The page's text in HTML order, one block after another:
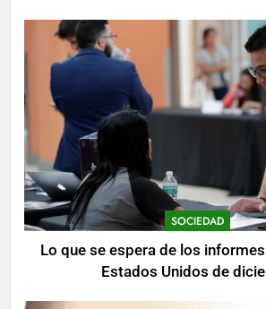
SOCIEDAD
Lo que se espera de los
Estados Unidos de